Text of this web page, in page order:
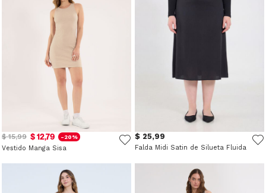
$ 15,99 $ 12,79 -20%
Vestido Manga Sisa
$ 25,99
Falda Midi Satin de Silueta Fluida